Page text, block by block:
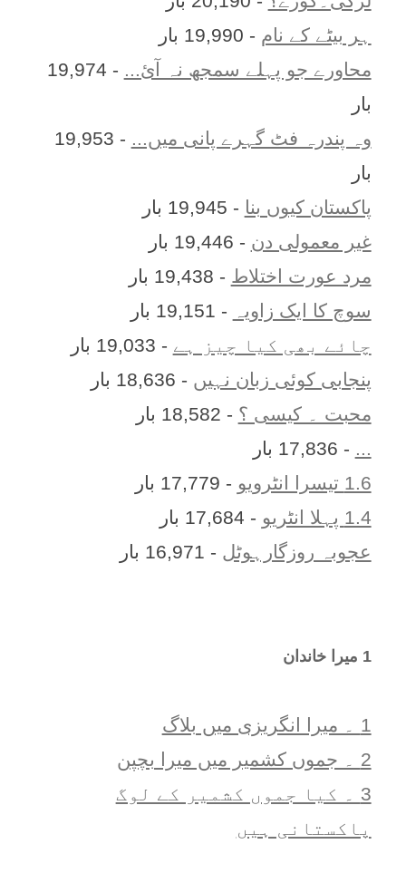
ہر بيٹے کے نام - 19,990 بار
محاورے جو پہلے سمجھ نہ آئ...
- 19,974
بار
وہ پندرہ فٹ گہرے پانی میں...
- 19,953
بار
پاکستان کیوں بنا - 19,945 بار
غیر معمولی دن - 19,446 بار
مرد عورت اختلاط - 19,438 بار
سوچ کا ایک زاویہ
- 19,151 بار
چائے بھی کیا چیز ہے - 19,033 بار
پنجابی کوئی زبان نہیں - 18,636 بار
محبت ۔ کیسی ؟ - 18,582 بار
... - 17,836 بار
1.6 تیسرا انٹرویو
- 17,779 بار
1.4 پہلا انٹریو
- 17,684 بار
عجوبہ روزگارہوٹل - 16,971 بار
1 ميرا خاندان
1 ۔ ميرا انگريزی ميں بلاگ
2 ۔ جموں کشمیر میں میرا بچپن
3 ۔ کیا جموں کشمیر کے لوگ
پاکستانی ہیں